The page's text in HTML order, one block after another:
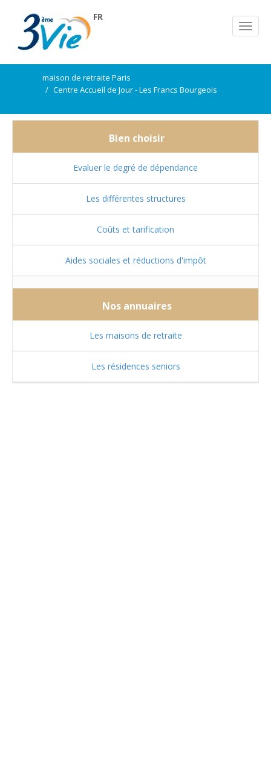
FR
maison de retraite Paris
Centre Accueil de Jour - Les Francs Bourgeois
Bien choisir
Evaluer le degré de dépendance
Les différentes structures
Coûts et tarification
Aides sociales et réductions d'impôt
Nos annuaires
Les maisons de retraite
Les résidences seniors